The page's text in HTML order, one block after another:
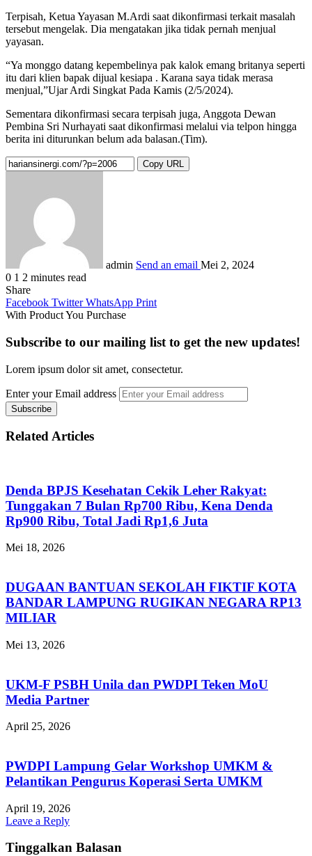
Terpisah, Ketua Yayasan M.Ardi saat dikonfirmasi terkait masalah
tersebut mengelak. Dia mengatakan jika tidak pernah menjual
yayasan.
“Ya monggo datang kepembelinya pak kalok emang britanya seperti
itu dari klien bapak dijual kesiapa . Karana saya tidak merasa
menjual,”Ujar Ardi Singkat Pada Kamis (2/5/2024).
Sementara dikonfirmasi secara terpisah juga, Anggota Dewan
Pembina Sri Nurhayati saat dikonfirmasi melalui via telpon hingga
berita ini diturunkan belum ada balasan.(Tim).
Copy URL
admin Send an email Mei 2, 2024
0 1 2 minutes read
Share
Facebook Twitter WhatsApp Print
With Product You Purchase
Subscribe to our mailing list to get the new updates!
Lorem ipsum dolor sit amet, consectetur.
Enter your Email address
Related Articles
Denda BPJS Kesehatan Cekik Leher Rakyat:
Tunggakan 7 Bulan Rp700 Ribu, Kena Denda
Rp900 Ribu, Total Jadi Rp1,6 Juta
Mei 18, 2026
DUGAAN BANTUAN SEKOLAH FIKTIF KOTA
BANDAR LAMPUNG RUGIKAN NEGARA RP13
MILIAR
Mei 13, 2026
UKM-F PSBH Unila dan PWDPI Teken MoU
Media Partner
April 25, 2026
PWDPI Lampung Gelar Workshop UMKM &
Pelantikan Pengurus Koperasi Serta UMKM
April 19, 2026
Leave a Reply
Tinggalkan Balasan